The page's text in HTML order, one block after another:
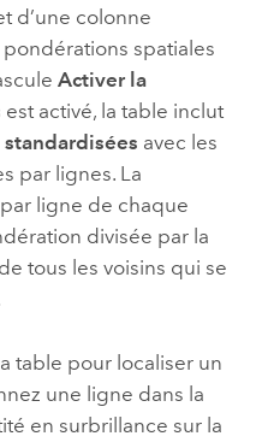
d’une colonne
spatiales
Activer la
est activé, la table inclut
avec les
par lignes. La
ligne de chaque
divisée par la
tous les voisins qui se
table pour localiser un
une ligne dans la
en surbrillance sur la